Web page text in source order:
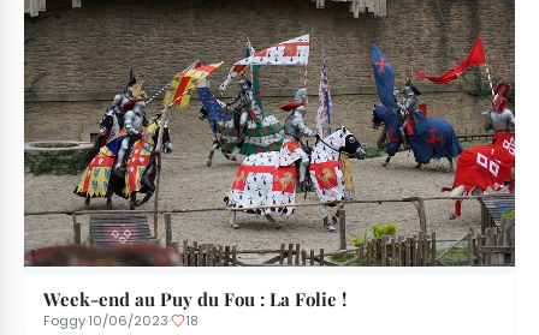
Week-end au Puy du Fou : La Folie !
Foggy·10/06/2023· 18